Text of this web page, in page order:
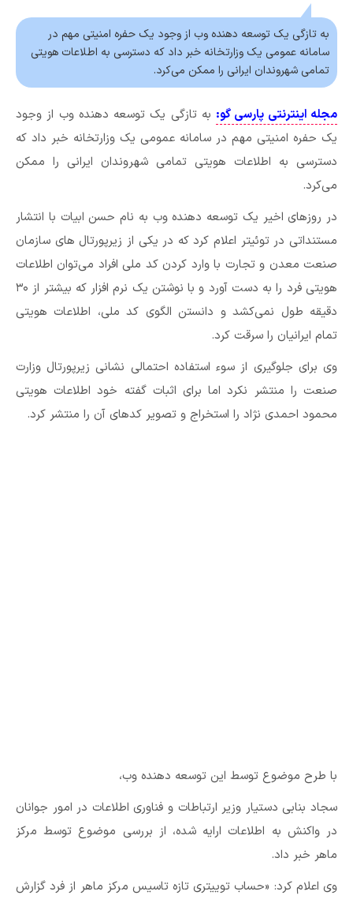
به تازگی یک توسعه دهنده وب از وجود یک حفره امنیتی مهم در
سامانه‌ عمومی یک وزارتخانه خبر داد که دسترسی به اطلاعات هویتی
تمامی شهروندان ایرانی را ممکن می‌کرد.
مجله اینترنتی پارسی گو: به تازگی یک توسعه دهنده وب از وجود
یک حفره امنیتی مهم در سامانه‌ عمومی یک وزارتخانه خبر داد که
دسترسی به اطلاعات هویتی تمامی شهروندان ایرانی را ممکن
می‌کرد.
در روزهای اخیر یک توسعه دهنده وب به نام حسن ابیات با انتشار
مستنداتی در توئیتر اعلام کرد که در یکی از زیرپورتال های سازمان
صنعت معدن و تجارت با وارد کردن کد ملی افراد می‌توان اطلاعات
هویتی فرد را به دست آورد و با نوشتن یک نرم افزار که بیشتر از ۳۰
دقیقه طول نمی‌کشد و دانستن الگوی کد ملی، اطلاعات هویتی
تمام ایرانیان را سرقت کرد.
وی برای جلوگیری از سوء استفاده احتمالی نشانی زیرپورتال وزارت
صنعت را منتشر نکرد اما برای اثبات گفته خود اطلاعات هویتی
محمود احمدی نژاد را استخراج و تصویر کدهای آن را منتشر کرد.
با طرح موضوع توسط این توسعه دهنده وب،
سجاد بنابی دستیار وزیر ارتباطات و فناوری اطلاعات در امور جوانان
در واکنش به اطلاعات ارایه شده، از بررسی موضوع توسط مرکز
ماهر خبر داد.
وی اعلام کرد: «حساب توییتری تازه تاسیس مرکز ماهر از فرد گزارش